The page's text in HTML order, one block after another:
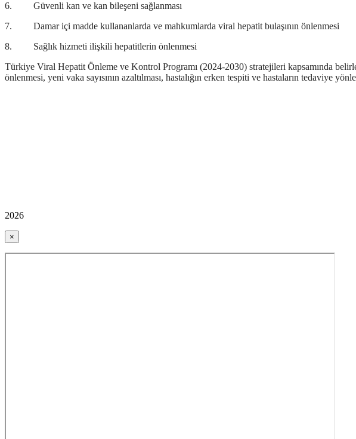
6. Güvenli kan ve kan bileşeni sağlanması
7. Damar içi madde kullananlarda ve mahkumlarda viral hepatit bulaşının önlenmesi
8. Sağlık hizmeti ilişkili hepatitlerin önlenmesi
Türkiye Viral Hepatit Önleme ve Kontrol Programı (2024-2030) stratejileri kapsamında
önlenmesi, yeni vaka sayısının azaltılması, hastalığın erken tespiti ve hastaların tedaviye
2026
×